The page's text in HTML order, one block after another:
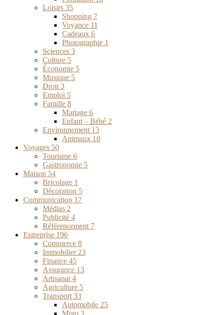
Loisirs 35
Shopping 7
Voyance 11
Cadeaux 6
Photographie 1
Sciences 3
Culture 5
Économie 5
Musique 5
Droit 3
Emploi 5
Famille 8
Mariage 6
Enfant – Bébé 2
Environnement 13
Animaux 10
Voyages 50
Tourisme 6
Gastronomie 5
Maison 54
Bricolage 1
Décoration 5
Communication 17
Médias 2
Publicité 4
Référencement 7
Entreprise 196
Commerce 8
Immobilier 23
Finance 45
Assurance 13
Artisanat 4
Agriculture 5
Transport 33
Automobile 25